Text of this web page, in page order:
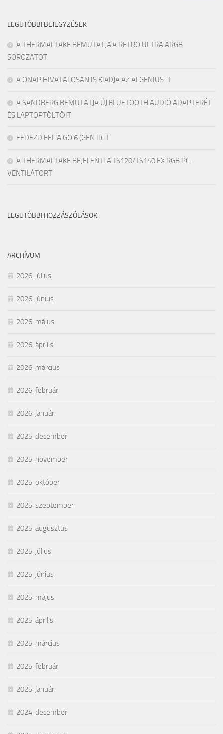
LEGUTÓBBI BEJEGYZÉSEK
A THERMALTAKE BEMUTATJA A RETRO ULTRA ARGB
SOROZATOT
A QNAP HIVATALOSAN IS KIADJA AZ AI GENIUS-T
A SANDBERG BEMUTATJA ÚJ BLUETOOTH AUDIÓ ADAPTERÉT
ÉS LAPTOPTÖLTŐIT
FEDEZD FEL A GO 6 (GEN II)-T
A THERMALTAKE BEJELENTI A TS120/TS140 EX RGB PC-
VENTILÁTORT
LEGUTÓBBI HOZZÁSZÓLÁSOK
ARCHÍVUM
2026. július
2026. június
2026. május
2026. április
2026. március
2026. február
2026. január
2025. december
2025. november
2025. október
2025. szeptember
2025. augusztus
2025. július
2025. június
2025. május
2025. április
2025. március
2025. február
2025. január
2024. december